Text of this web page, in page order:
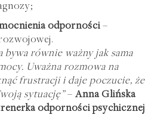
odporności–
równie ważny jak sama
Uważna rozmowa na
frustracji i daje poczucie, że
sytuację”– Anna Glińska
odporności psychicznej